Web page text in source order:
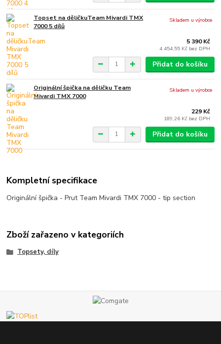
Topset na děličkuTeam Mivardi TMX
7000 5 dílů
5 390 Kč
4 454,55 Kč bez DPH
Skladem u výrobce
Přidat do košíku
Originální špička na děličku Team
Mivardi TMX 7000
229 Kč
189,26 Kč bez DPH
Skladem u výrobce
Přidat do košíku
Kompletní specifikace
Originální špička - Prut Team Mivardi TMX 7000 - tip section
Zboží zařazeno v kategoriích
Topsety, díly